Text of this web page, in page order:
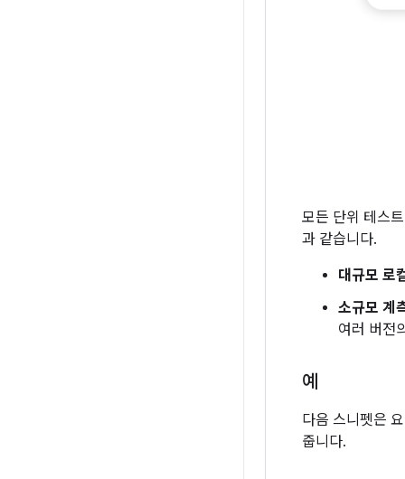
모든 단위 테스
과 같습니다.
대규모 로
소규모 계
여러 버전
예
다음 스니펫은
줍니다.